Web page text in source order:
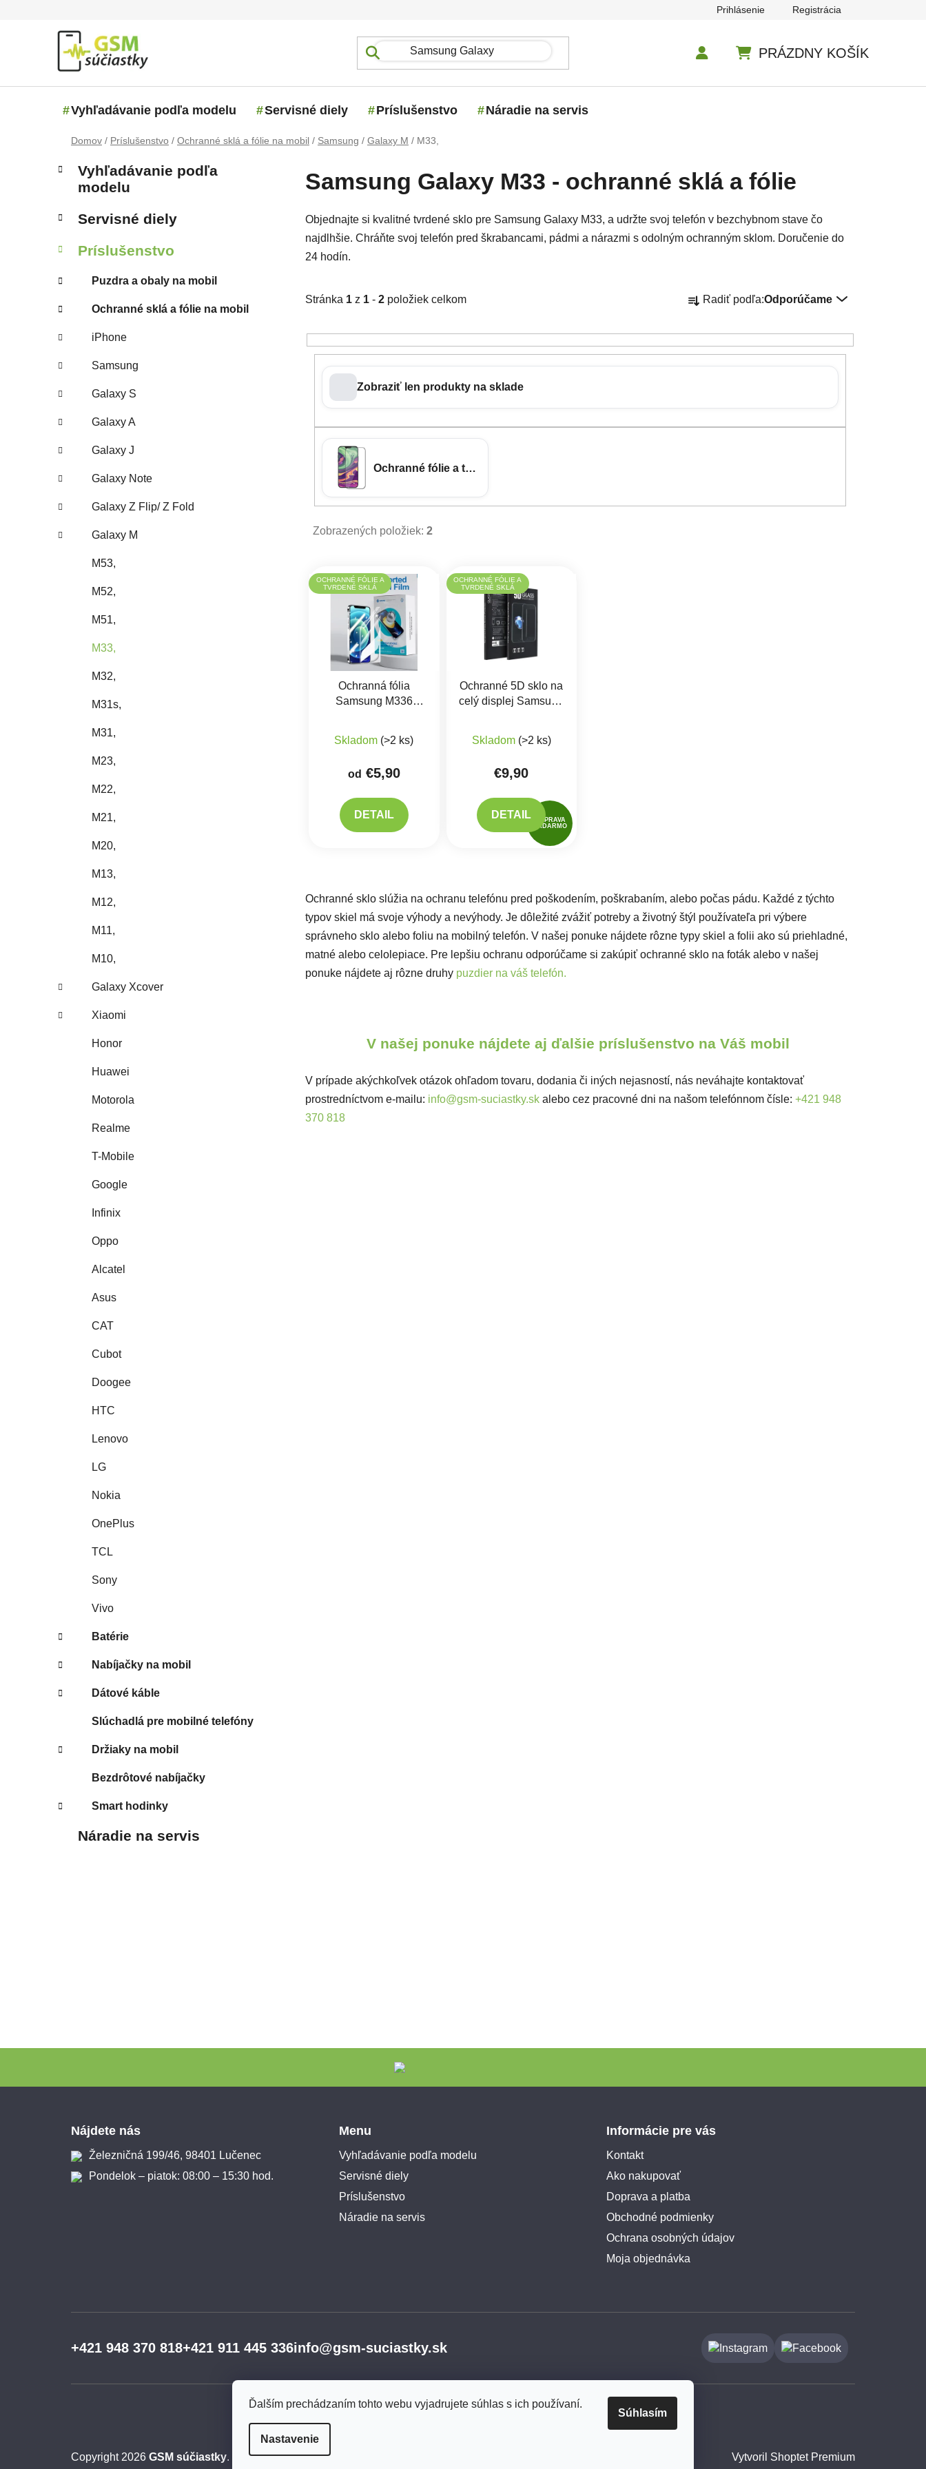
Ďalším prechádzaním tohto webu vyjadrujete súhlas s ich používaní.
Nastavenie
Súhlasím
Prihlásenie Registrácia
PRÁZDNY KOŠÍK
Vyhľadávanie podľa modelu Servisné diely Príslušenstvo Náradie na servis
Domov / Príslušenstvo / Ochranné sklá a fólie na mobil / Samsung / Galaxy M / M33,
Bočný panel
Kategórie
Vyhľadávanie podľa
modelu
Servisné diely
Príslušenstvo
Puzdra a obaly na mobil
Ochranné sklá a fólie na mobil
iPhone
Samsung
Galaxy S
Galaxy A
Galaxy J
Galaxy Note
Galaxy Z Flip/ Z Fold
Galaxy M
M53,
M52,
M51,
M33,
M32,
M31s,
M31,
M23,
M22,
M21,
M20,
M13,
M12,
M11,
M10,
Galaxy Xcover
Xiaomi
Honor
Huawei
Motorola
Realme
T-Mobile
Google
Infinix
Oppo
Alcatel
Asus
CAT
Cubot
Doogee
HTC
Lenovo
LG
Nokia
OnePlus
TCL
Sony
Vivo
Batérie
Nabíjačky na mobil
Dátové káble
Slúchadlá pre mobilné telefóny
Držiaky na mobil
Bezdrôtové nabíjačky
Smart hodinky
Náradie na servis
Samsung Galaxy M33 - ochranné sklá a fólie
Objednajte si kvalitné tvrdené sklo pre Samsung Galaxy M33, a udržte svoj telefón v bezchybnom stave čo
najdlhšie. Chráňte svoj telefón pred škrabancami, pádmi a nárazmi s odolným ochranným sklom. Doručenie do
24 hodín.
Stránka 1 z 1 - 2 položiek celkom Radiť podľa:Odporúčame
Zobraziť len produkty na sklade
Ochranné fólie a tvrdené sklá
Zobrazených položiek: 2
Výpis produktov
OCHRANNÉ FÓLIE A
TVRDENÉ SKLÁ
Ochranná fólia
Samsung M336
Skladom (>2 ks)
od €5,90
DETAIL
OCHRANNÉ FÓLIE A
TVRDENÉ SKLÁ
DOPRAVA
ZADARMO
Ochranné 5D sklo na
celý displej Samsung
Skladom (>2 ks)
€9,90
DETAIL
Ochranné sklo slúžia na ochranu telefónu pred poškodením, poškrabaním, alebo počas pádu. Každé z týchto
typov skiel má svoje výhody a nevýhody. Je dôležité zvážiť potreby a životný štýl používateľa pri výbere
správneho sklo alebo foliu na mobilný telefón. V našej ponuke nájdete rôzne typy skiel a folii ako sú priehladné,
matné alebo celolepiace. Pre lepšiu ochranu odporúčame si zakúpiť ochranné sklo na foták alebo v našej
ponuke nájdete aj rôzne druhy puzdier na váš telefón.
V našej ponuke nájdete aj ďalšie príslušenstvo na Váš mobil
V prípade akýchkoľvek otázok ohľadom tovaru, dodania či iných nejasností, nás neváhajte kontaktovať
prostredníctvom e-mailu: info@gsm-suciastky.sk alebo cez pracovné dni na našom telefónnom čísle: +421 948
370 818
Nájdete nás
Železničná 199/46, 98401 Lučenec
Pondelok – piatok: 08:00 – 15:30 hod.
Menu
Vyhľadávanie podľa modelu
Servisné diely
Príslušenstvo
Náradie na servis
Informácie pre vás
Kontakt
Ako nakupovať
Doprava a platba
Obchodné podmienky
Ochrana osobných údajov
Moja objednávka
+421 948 370 818+421 911 445 336info@gsm-suciastky.sk
Vytvoril Shoptet Premium
Copyright 2026 GSM súčiastky. Všetky práva vyhradené.